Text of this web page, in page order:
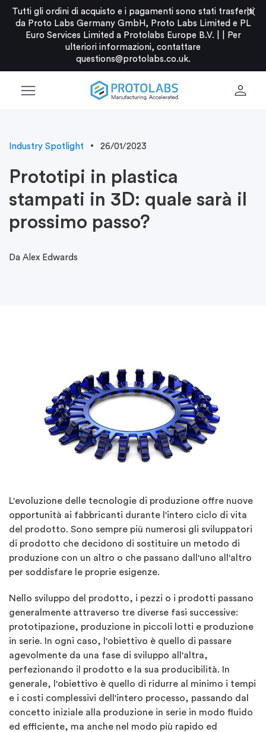
Tutti gli ordini di acquisto e i pagamenti sono stati trasferiti
da Proto Labs Germany GmbH, Proto Labs Limited e PL
Euro Services Limited a Protolabs Europe B.V. |
Per
ulteriori informazioni, contattare
questions@protolabs.co.uk.
close
menu person
Industry Spotlight 26/01/2023
Prototipi in plastica
stampati in 3D: quale sarà il
prossimo passo?
Da Alex Edwards
L'evoluzione delle tecnologie di produzione offre nuove
opportunità ai fabbricanti durante l'intero ciclo di vita
del prodotto. Sono sempre più numerosi gli sviluppatori
di prodotto che decidono di sostituire un metodo di
produzione con un altro o che passano dall'uno all'altro
per soddisfare le proprie esigenze.
Nello sviluppo del prodotto, i pezzi o i prodotti passano
generalmente attraverso tre diverse fasi successive:
prototipazione, produzione in piccoli lotti e produzione
in serie. In ogni caso, l'obiettivo è quello di passare
agevolmente da una fase di sviluppo all'altra,
perfezionando il prodotto e la sua producibilità. In
generale, l'obiettivo è quello di ridurre al minimo i tempi
e i costi complessivi dell'intero processo, passando dal
concetto iniziale alla produzione in serie in modo fluido
ed efficiente, ma anche nel modo più rapido ed